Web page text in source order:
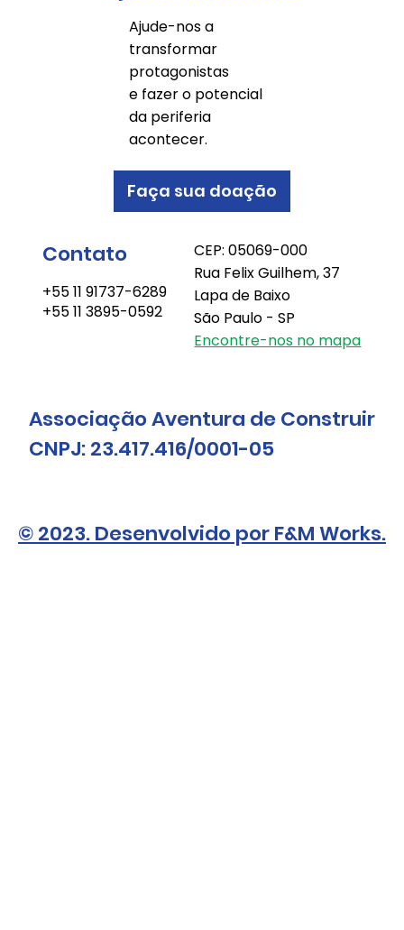
Ajude-nos a
transformar
protagonistas
e fazer o potencial
da periferia
acontecer.
Faça sua doação
Contato
+55 11 91737-6289
+55 11 3895-0592
CEP: 05069-000
Rua Felix Guilhem, 37
Lapa de Baixo
São Paulo - SP
Encontre-nos no mapa
© 2023. Desenvolvido por F&M Works.
Associação Aventura de Construir
CNPJ: 23.417.416/0001-05